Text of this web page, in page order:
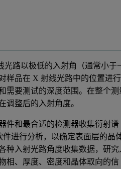
光路以极低的入射角（通常小于
样品在 X 射线光路中的位置进行
需要测试的深度范围。在整个测
调整后的入射角度。
件和最合适的检测器收集衍射谱
件进行分析，以确定表面层的晶
种入射光路角度收集数据，研究
相、厚度、密度和晶体取向的信